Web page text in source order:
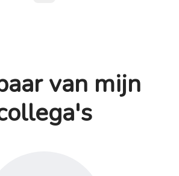
van mijn